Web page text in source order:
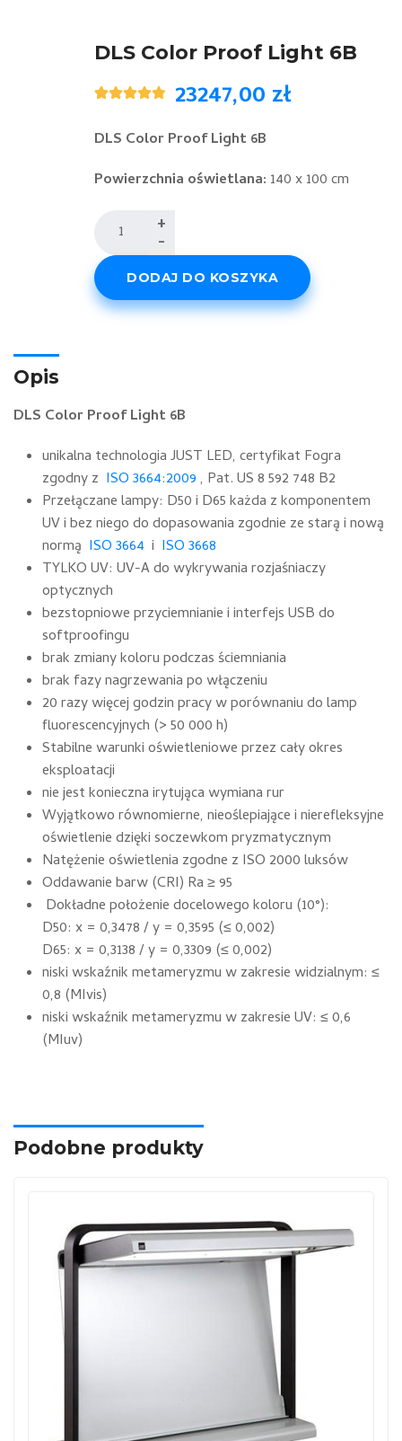
DLS Color Proof Light 6B
Oceniony
na
podstawie
5
klientów
23247,00 zł
DLS Color Proof Light 6B
Powierzchnia oświetlana: 140 x 100 cm
Color
Proof
Light
+
-
DODAJ DO KOSZYKA
Opis
DLS Color Proof Light 6B
unikalna technologia JUST LED, certyfikat Fogra
zgodny z ISO 3664:2009, Pat. US 8 592 748 B2
Przełączane lampy: D50 i D65 każda z komponentem
UV i bez niego do dopasowania zgodnie ze starą i nową
normą ISO 3664 i ISO 3668
TYLKO UV: UV-A do wykrywania rozjaśniaczy
optycznych
bezstopniowe przyciemnianie i interfejs USB do
softproofingu
brak zmiany koloru podczas ściemniania
brak fazy nagrzewania po włączeniu
20 razy więcej godzin pracy w porównaniu do lamp
fluorescencyjnych (> 50 000 h)
Stabilne warunki oświetleniowe przez cały okres
eksploatacji
nie jest konieczna irytująca wymiana rur
Wyjątkowo równomierne, nieoślepiające i nierefleksyjne
oświetlenie dzięki soczewkom pryzmatycznym
Natężenie oświetlenia zgodne z ISO 2000 luksów
Oddawanie barw (CRI) Ra ≥ 95
Dokładne położenie docelowego koloru (10°):
D50: x = 0,3478 / y = 0,3595 (≤ 0,002)
D65: x = 0,3138 / y = 0,3309 (≤ 0,002)
niski wskaźnik metameryzmu w zakresie widzialnym: ≤
0,8 (MIvis)
niski wskaźnik metameryzmu w zakresie UV: ≤ 0,6
(MIuv)
Podobne produkty